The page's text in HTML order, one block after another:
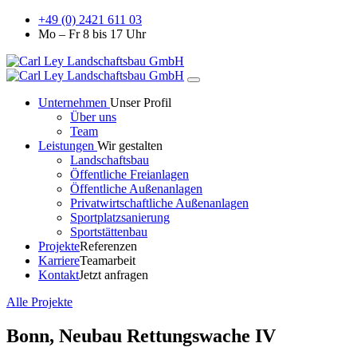
+49 (0) 2421 611 03
Mo – Fr 8 bis 17 Uhr
Unternehmen Unser Profil
Über uns
Team
Leistungen Wir gestalten
Landschaftsbau
Öffentliche Freianlagen
Öffentliche Außenanlagen
Privatwirtschaftliche Außenanlagen
Sportplatzsanierung
Sportstättenbau
ProjekteReferenzen
KarriereTeamarbeit
KontaktJetzt anfragen
Alle Projekte
Bonn, Neubau Rettungswache IV